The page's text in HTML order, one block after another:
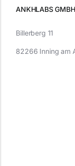
ANKHLABS GMBH
Billerberg 11
82266 Inning am